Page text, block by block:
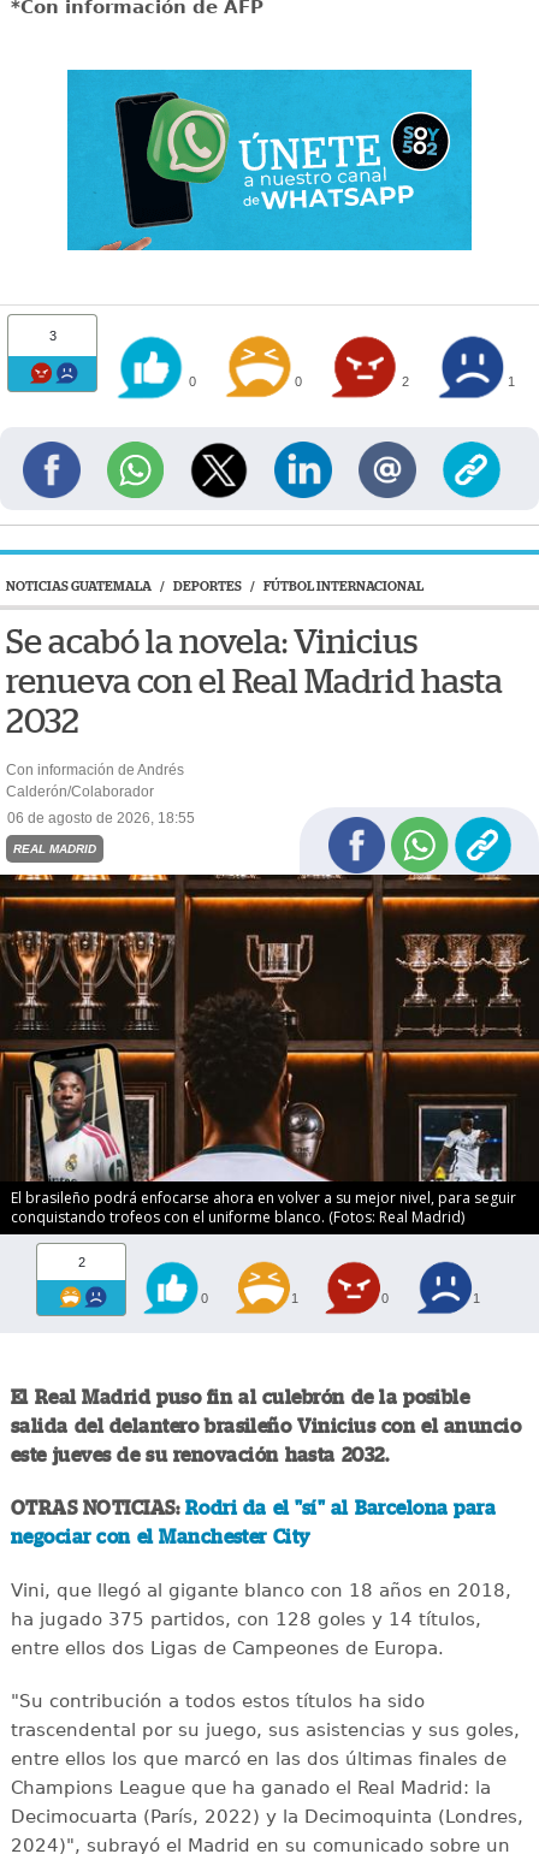
*Con información de AFP
3
0 0 2 1
NOTICIAS GUATEMALA / DEPORTES / FÚTBOL INTERNACIONAL
Se acabó la novela: Vinicius
renueva con el Real Madrid hasta
2032
Con información de Andrés
Calderón/Colaborador
06 de agosto de 2026, 18:55
REAL MADRID
El brasileño podrá enfocarse ahora en volver a su mejor nivel, para seguir
conquistando trofeos con el uniforme blanco. (Fotos: Real Madrid)
2
0 1 0 1
El Real Madrid puso fin al culebrón de la posible
salida del delantero brasileño Vinicius con el anuncio
este jueves de su renovación hasta 2032.
OTRAS NOTICIAS: Rodri da el "sí" al Barcelona para
negociar con el Manchester City
Vini, que llegó al gigante blanco con 18 años en 2018,
ha jugado 375 partidos, con 128 goles y 14 títulos,
entre ellos dos Ligas de Campeones de Europa.
"Su contribución a todos estos títulos ha sido
trascendental por su juego, sus asistencias y sus goles,
entre ellos los que marcó en las dos últimas finales de
Champions League que ha ganado el Real Madrid: la
Decimocuarta (París, 2022) y la Decimoquinta (Londres,
2024)", subrayó el Madrid en su comunicado sobre un